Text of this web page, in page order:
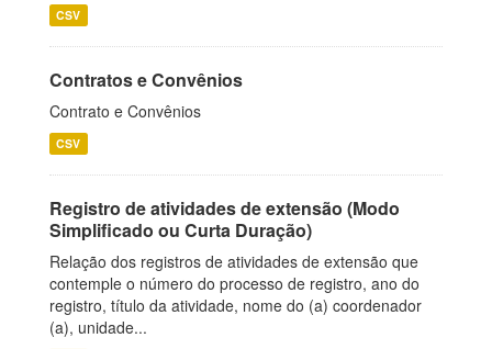
CSV
Contratos e Convênios
Contrato e Convênios
CSV
Registro de atividades de extensão (Modo
Simplificado ou Curta Duração)
Relação dos registros de atividades de extensão que
contemple o número do processo de registro, ano do
registro, título da atividade, nome do (a) coordenador
(a), unidade...